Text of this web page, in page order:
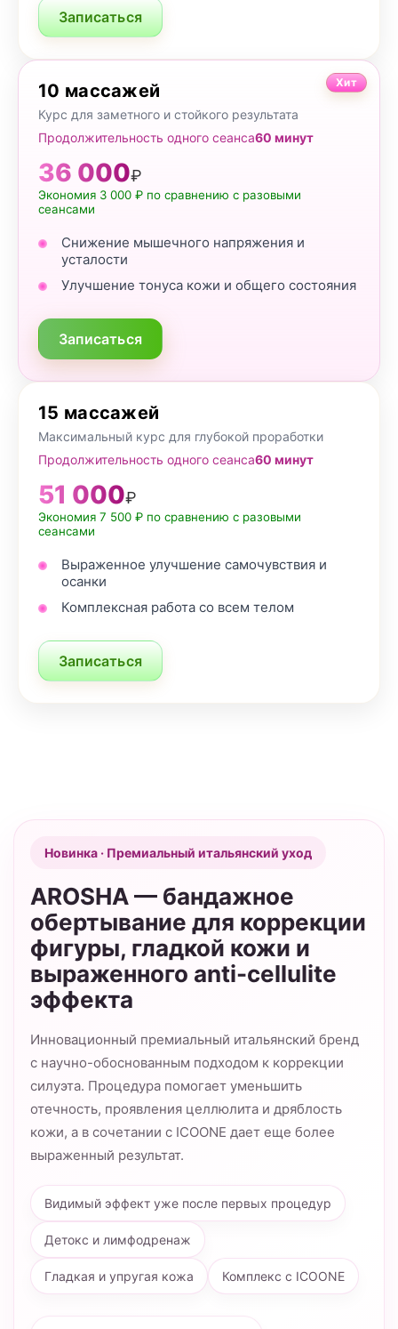
Записаться
10 массажей
Курс для заметного и стойкого результата
Продолжительность одного сеанса60 минут
36 000₽
Экономия 3 000 ₽ по сравнению с разовыми
сеансами
Снижение мышечного напряжения и
усталости
Улучшение тонуса кожи и общего состояния
Записаться
Хит
15 массажей
Максимальный курс для глубокой проработки
Продолжительность одного сеанса60 минут
51 000₽
Экономия 7 500 ₽ по сравнению с разовыми
сеансами
Выраженное улучшение самочувствия и
осанки
Комплексная работа со всем телом
Записаться
Новинка · Премиальный итальянский уход
AROSHA — бандажное
обертывание для коррекции
фигуры, гладкой кожи и
выраженного anti-cellulite
эффекта
Инновационный премиальный итальянский бренд
с научно-обоснованным подходом к коррекции
силуэта. Процедура помогает уменьшить
отечность, проявления целлюлита и дряблость
кожи, а в сочетании с ICOONE дает еще более
выраженный результат.
Видимый эффект уже после первых процедур
Детокс и лимфодренаж
Гладкая и упругая кожа Комплекс с ICOONE